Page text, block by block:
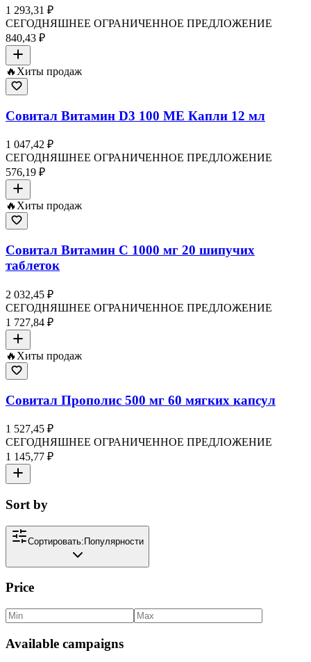
1 293,31 ₽
СЕГОДНЯШНЕЕ ОГРАНИЧЕННОЕ ПРЕДЛОЖЕНИЕ
840,43 ₽
🔥 Хиты продаж
Совитал Витамин D3 100 МЕ Капли 12 мл
1 047,42 ₽
СЕГОДНЯШНЕЕ ОГРАНИЧЕННОЕ ПРЕДЛОЖЕНИЕ
576,19 ₽
🔥Хиты продаж
Совитал Витамин C 1000 мг 20 шипучих
таблеток
2 032,45 ₽
СЕГОДНЯШНЕЕ ОГРАНИЧЕННОЕ ПРЕДЛОЖЕНИЕ
1 727,84 ₽
🔥 Хиты продаж
Совитал Прополис 500 мг 60 мягких капсул
1 527,45 ₽
СЕГОДНЯШНЕЕ ОГРАНИЧЕННОЕ ПРЕДЛОЖЕНИЕ
1 145,77 ₽
Sort by
Сортировать: Популярности
Price
Available campaigns